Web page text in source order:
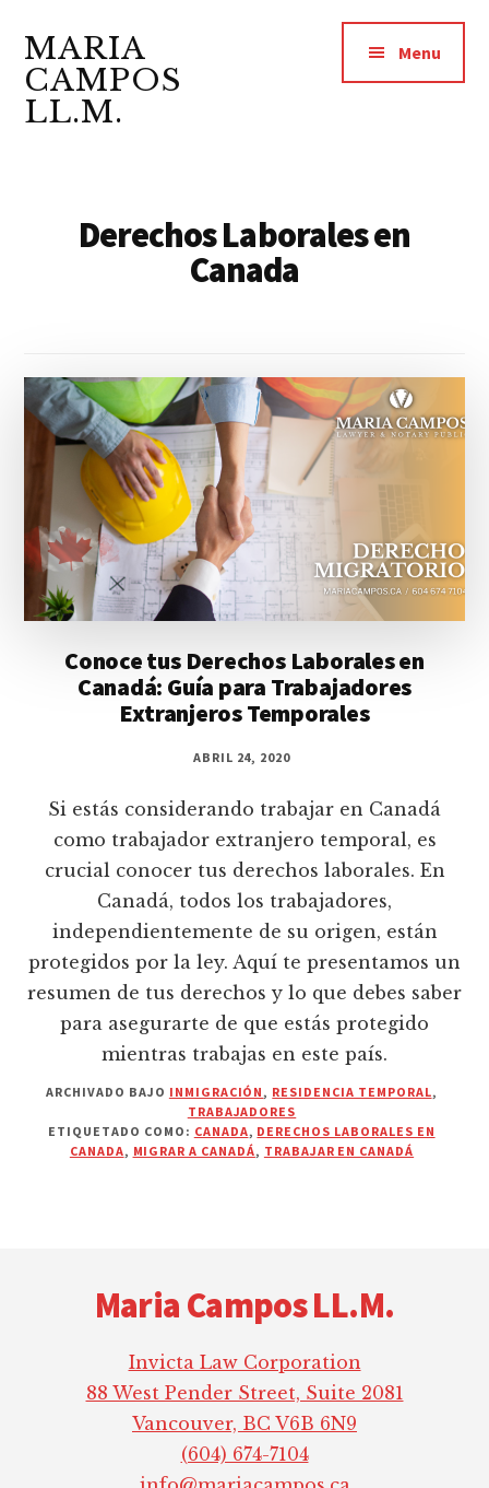
contenido
principal
footer
menu
MARIA
CAMPOS
LL.M.
Público
Menu
Derechos Laborales en
Canada
Conoce tus Derechos Laborales en
Canadá: Guía para Trabajadores
Extranjeros Temporales
ABRIL 24, 2020
Si estás considerando trabajar en Canadá
como trabajador extranjero temporal, es
crucial conocer tus derechos laborales. En
Canadá, todos los trabajadores,
independientemente de su origen, están
protegidos por la ley. Aquí te presentamos un
resumen de tus derechos y lo que debes saber
para asegurarte de que estás protegido
mientras trabajas en este país.
ARCHIVADO BAJO INMIGRACIÓN, RESIDENCIA TEMPORAL,
TRABAJADORES
ETIQUETADO COMO: CANADA, DERECHOS LABORALES EN
CANADA, MIGRAR A CANADÁ, TRABAJAR EN CANADÁ
Maria Campos LL.M.
Invicta Law Corporation
88 West Pender Street, Suite 2081
Vancouver, BC V6B 6N9
(604) 674-7104